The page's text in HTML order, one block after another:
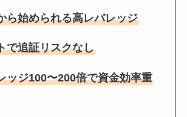
ら始められる高レバレッジ
で追証リスクなし
ッジ100〜200倍で資金効率重